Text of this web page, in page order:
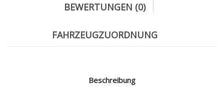
S550)
BEWERTUNGEN (0)
FAHRZEUGZUORDNUNG
Beschreibung